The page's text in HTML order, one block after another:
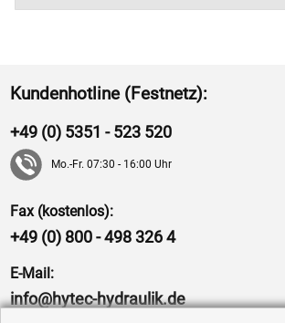
Kundenhotline (Festnetz):
+49 (0) 5351 - 523 520
Mo.-Fr. 07:30 - 16:00 Uhr
Fax (kostenlos):
+49 (0) 800 - 498 326 4
E-Mail:
info@hytec-hydraulik.de